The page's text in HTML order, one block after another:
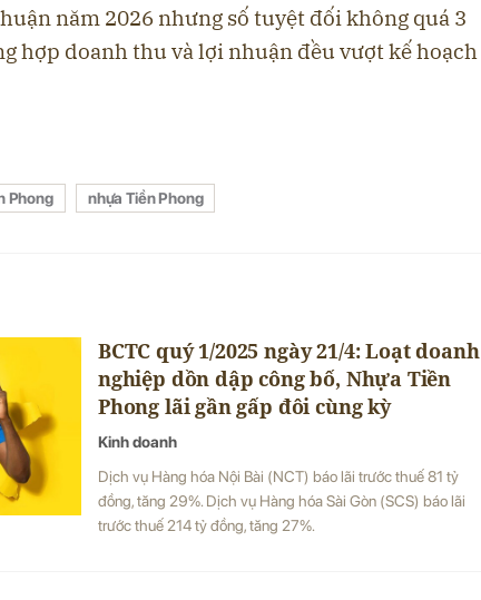
năm 2026 nhưng số tuyệt đối không quá 3
hợp doanh thu và lợi nhuận đều vượt kế hoạch
Phong nhựa Tiền Phong
BCTC quý 1/2025 ngày 21/4: Loạt doanh
nghiệp dồn dập công bố, Nhựa Tiền
Phong lãi gần gấp đôi cùng kỳ
Kinh doanh
Dịch vụ Hàng hóa Nội Bài (NCT) báo lãi trước thuế 81 tỷ
đồng, tăng 29%. Dịch vụ Hàng hóa Sài Gòn (SCS) báo lãi
trước thuế 214 tỷ đồng, tăng 27%.